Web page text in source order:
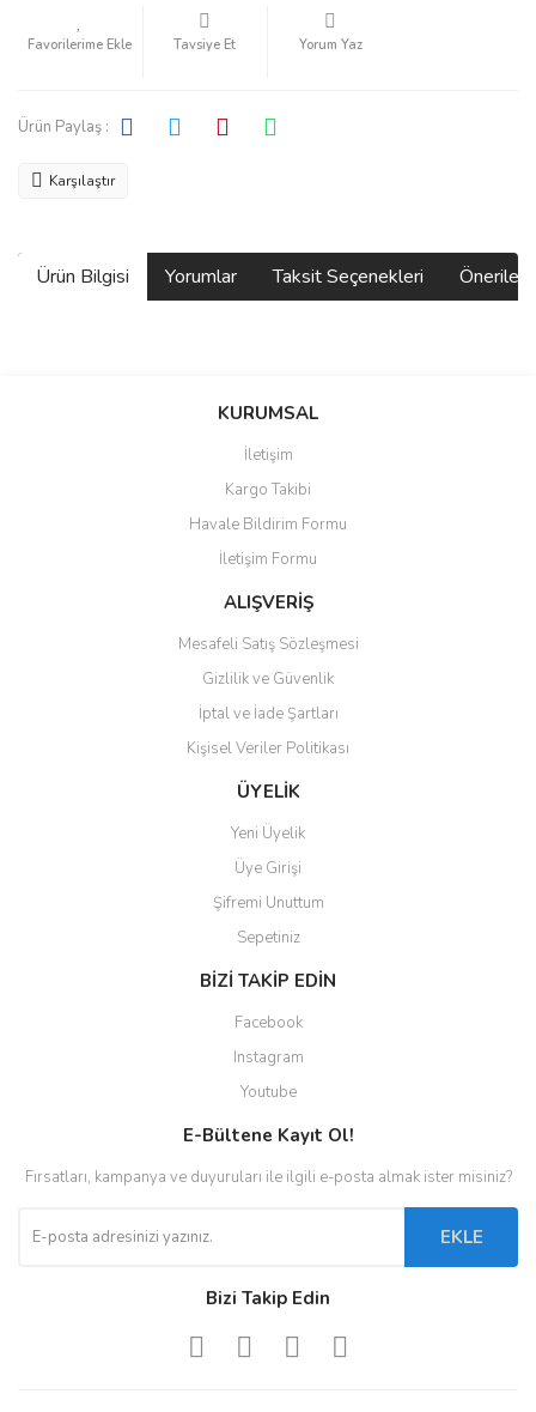
Tavsiye Et Yorum Yaz
Ürün Paylaş :
Karşılaştır
Ürün Bilgisi Yorumlar Taksit Seçenekleri
Bu ürüne ilk yorumu siz yapın!
Ürün resmi kalitesiz, bozuk veya görüntülenemiyor.
Ürün açıklamasında eksik bilgiler bulunuyor.
Ürün bilgilerinde hatalar bulunuyor.
Ürün fiyatı diğer sitelerden daha pahalı.
Gönder
KURUMSAL
İletişim
Kargo Takibi
Havale Bildirim Formu
İletişim Formu
ALIŞVERİŞ
Mesafeli Satış Sözleşmesi
Gizlilik ve Güvenlik
İptal ve İade Şartları
Kişisel Veriler Politikası
ÜYELİK
Yeni Üyelik
Üye Girişi
Şifremi Unuttum
Sepetiniz
BİZİ TAKİP EDİN
Facebook
Instagram
Youtube
E-Bültene Kayıt Ol!
Fırsatları, kampanya ve duyuruları ile ilgili e-posta almak ister misiniz?
EKLE
Bizi Takip Edin